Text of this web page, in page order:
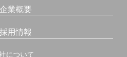
企業概要
採用情報
について